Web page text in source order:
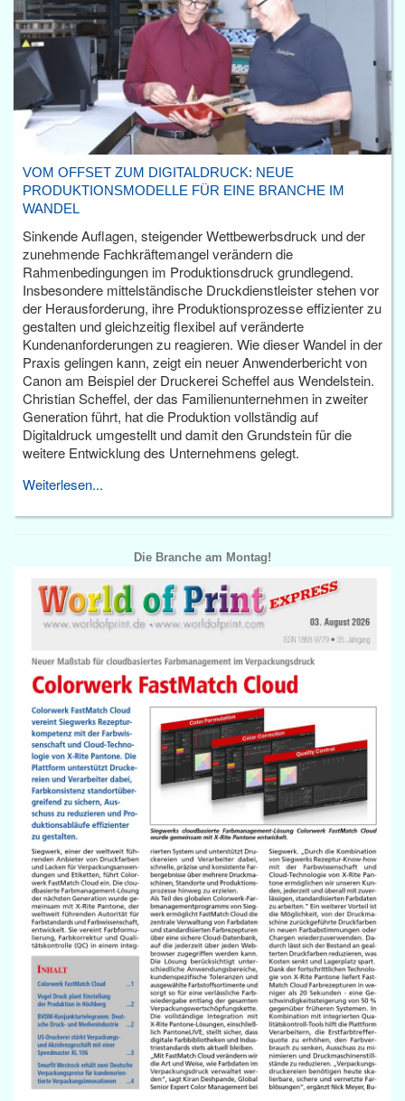
VOM OFFSET ZUM DIGITALDRUCK: NEUE
PRODUKTIONSMODELLE FÜR EINE BRANCHE IM
WANDEL
Sinkende Auflagen, steigender Wettbewerbsdruck und der
zunehmende Fachkräftemangel verändern die
Rahmenbedingungen im Produktionsdruck grundlegend.
Insbesondere mittelständische Druckdienstleister stehen vor
der Herausforderung, ihre Produktionsprozesse effizienter zu
gestalten und gleichzeitig flexibel auf veränderte
Kundenanforderungen zu reagieren. Wie dieser Wandel in der
Praxis gelingen kann, zeigt ein neuer Anwenderbericht von
Canon am Beispiel der Druckerei Scheffel aus Wendelstein.
Christian Scheffel, der das Familienunternehmen in zweiter
Generation führt, hat die Produktion vollständig auf
Digitaldruck umgestellt und damit den Grundstein für die
weitere Entwicklung des Unternehmens gelegt.
Weiterlesen...
Die Branche am Montag!